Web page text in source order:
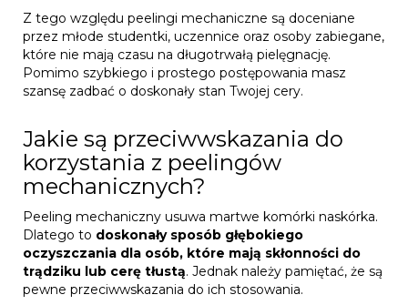
Z tego względu peelingi mechaniczne są doceniane
przez młode studentki, uczennice oraz osoby zabiegane,
które nie mają czasu na długotrwałą pielęgnację.
Pomimo szybkiego i prostego postępowania masz
szansę zadbać o doskonały stan Twojej cery.
Jakie są przeciwwskazania do
korzystania z peelingów
mechanicznych?
Peeling mechaniczny usuwa martwe komórki naskórka.
Dlatego to doskonały sposób głębokiego
oczyszczania dla osób, które mają skłonności do
trądziku lub cerę tłustą. Jednak należy pamiętać, że są
pewne przeciwwskazania do ich stosowania.